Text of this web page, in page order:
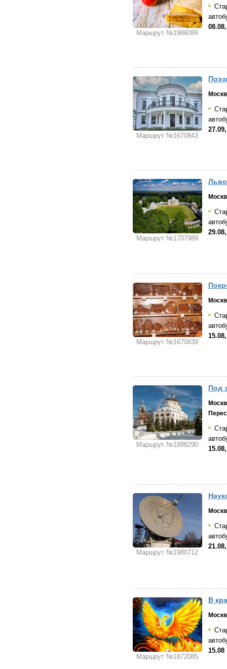
Маршрут №1986089
Маршрут №1670843
Маршрут №1707989
Маршрут №1670839
Маршрут №1888290
Под
Маршрут №1980712
Маршрут №1872085
В
15.08